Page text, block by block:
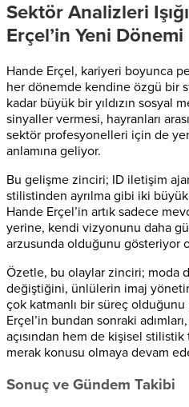
Sektör Analizleri
Erçel’in Yeni Dönemi
Hande Erçel, kariyeri boyunca
her dönemde kendine özgü bir
kadar büyük bir yıldızın sosyal
sinyaller vermesi, hayranları
sektör profesyonelleri için de
anlamına geliyor.
Bu gelişme zinciri; ID iletişim
stilistinden ayrılma gibi iki
Hande Erçel’in artık sadece
yerine, kendi vizyonunu daha
arzusunda olduğunu gösteriyor
Özetle, bu olaylar zinciri; moda
değiştiğini, ünlülerin imaj
çok katmanlı bir süreç olduğunu
Erçel’in bundan sonraki
açısından hem de kişisel
merak konusu olmaya devam
Sonuç ve Gündem Takibi